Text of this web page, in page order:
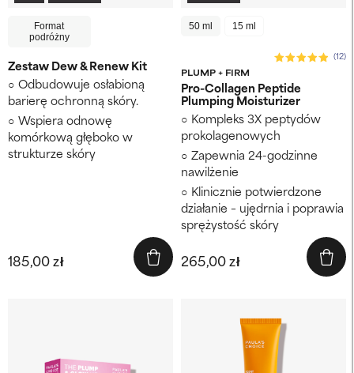
Format
podróżny
Zestaw Dew & Renew Kit
Odbudowuje osłabioną
barierę ochronną skóry.
Wspiera odnowę
komórkową głęboko w
strukturze skóry
185,00 zł
50 ml 15 ml
PLUMP + FIRM
(12)
Pro-Collagen Peptide
Plumping Moisturizer
Kompleks 3X peptydów
prokolagenowych
Zapewnia 24-godzinne
nawilżenie
Klinicznie potwierdzone
działanie – ujędrnia i poprawia
sprężystość skóry
265,00 zł